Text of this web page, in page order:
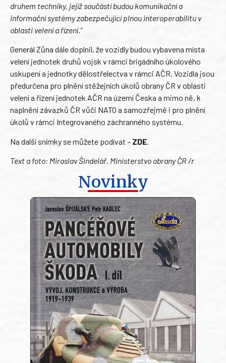
druhem techniky, jejíž součástí budou komunikační a
informační systémy zabezpečující plnou interoperabilitu v
oblasti velení a řízení.“
Generál Zůna dále doplnil, že vozidly budou vybavena místa
velení jednotek druhů vojsk v rámci brigádního úkolového
uskupení a jednotky dělostřelectva v rámci AČR. Vozidla jsou
předurčena pro plnění stěžejních úkolů obrany ČR v oblasti
velení a řízení jednotek AČR na území Česka a mimo ně, k
naplnění závazků ČR vůči NATO a samozřejmě i pro plnění
úkolů v rámci Integrovaného záchranného systému.
Na další snímky se můžete podívat – ZDE
Text a foto: Miroslav Šindelář, Ministerstvo obrany ČR /r
Novinky